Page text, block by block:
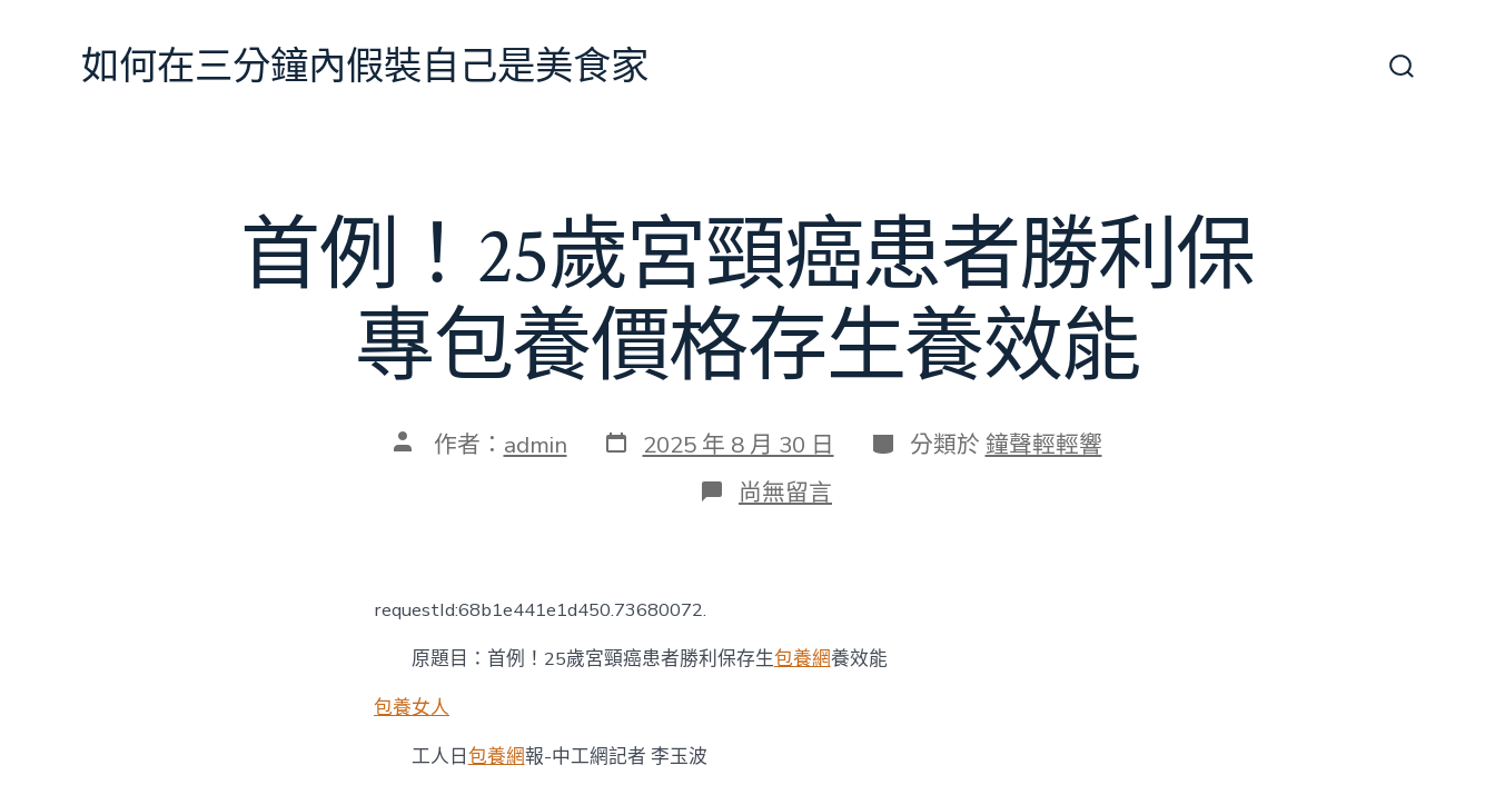
如何在三分鐘內假裝自己是美食家
首例！25歲宮頸癌患者勝利保
專包養價格存生養效能
文 作者： admin 發
表
2025 年 8 月 30 日 分
類
分類於 鐘聲輕輕響
在
〈首
癌
患
尚無留言
requestId:68b1e441e1d450.73680072.
原題目：首例！25歲宮頸癌患者勝利保存生包養網養效能
包養女人
工人日包養網報-中工網記者 李玉波